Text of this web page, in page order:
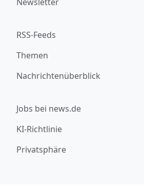
RSS-Feeds
Themen
Nachrichtenüberblick
Jobs bei news.de
KI-Richtlinie
Privatsphäre